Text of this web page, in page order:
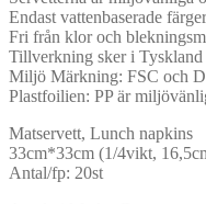
Endast vattenbaserade färger
Fri från klor och
Tillverkning sker i Tyskland
Miljö Märkning: FSC och
Plastfoilien: PP är
Matservett, Lunch napkins
33cm*33cm (1/4vikt,
Antal/fp: 20st